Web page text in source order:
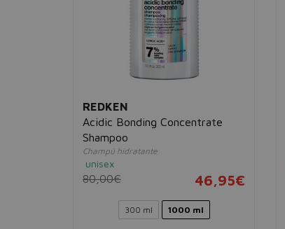
REDKEN
Acidic Bonding Concentrate
Shampoo
Champú hidratante
unisex
80,00€ 46,95€
300 ml 1000 ml